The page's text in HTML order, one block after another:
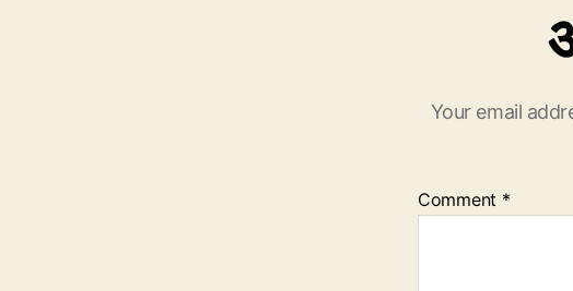
Your email
Comment *